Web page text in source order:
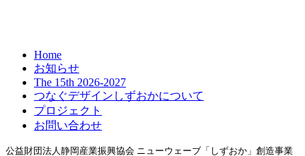
Home
お知らせ
The 15th 2026-2027
つなぐデザインしずおかについて
プロジェクト
お問い合わせ
公益財団法人静岡産業振興協会 ニューウェーブ「しずおか」創造事業